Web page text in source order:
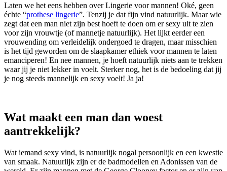
Laten we het eens hebben over Lingerie voor mannen! Oké, geen
échte “prothese lingerie”. Tenzij je dat fijn vind natuurlijk. Maar wie
zegt dat een man niet zijn best hoeft te doen om er sexy uit te zien
voor zijn vrouwtje (of mannetje natuurlijk). Het lijkt eerder een
vrouwending om verleidelijk ondergoed te dragen, maar misschien
is het tijd geworden om de slaapkamer ethiek voor mannen te laten
emanciperen! En nee mannen, je hoeft natuurlijk niets aan te trekken
waar jij je niet lekker in voelt. Sterker nog, het is de bedoeling dat jij
je nog steeds mannelijk en sexy voelt! Ja ja!
Wat maakt een man dan woest
aantrekkelijk?
Wat iemand sexy vind, is natuurlijk nogal persoonlijk en een kwestie
van smaak. Natuurlijk zijn er de badmodellen en Adonissen van de